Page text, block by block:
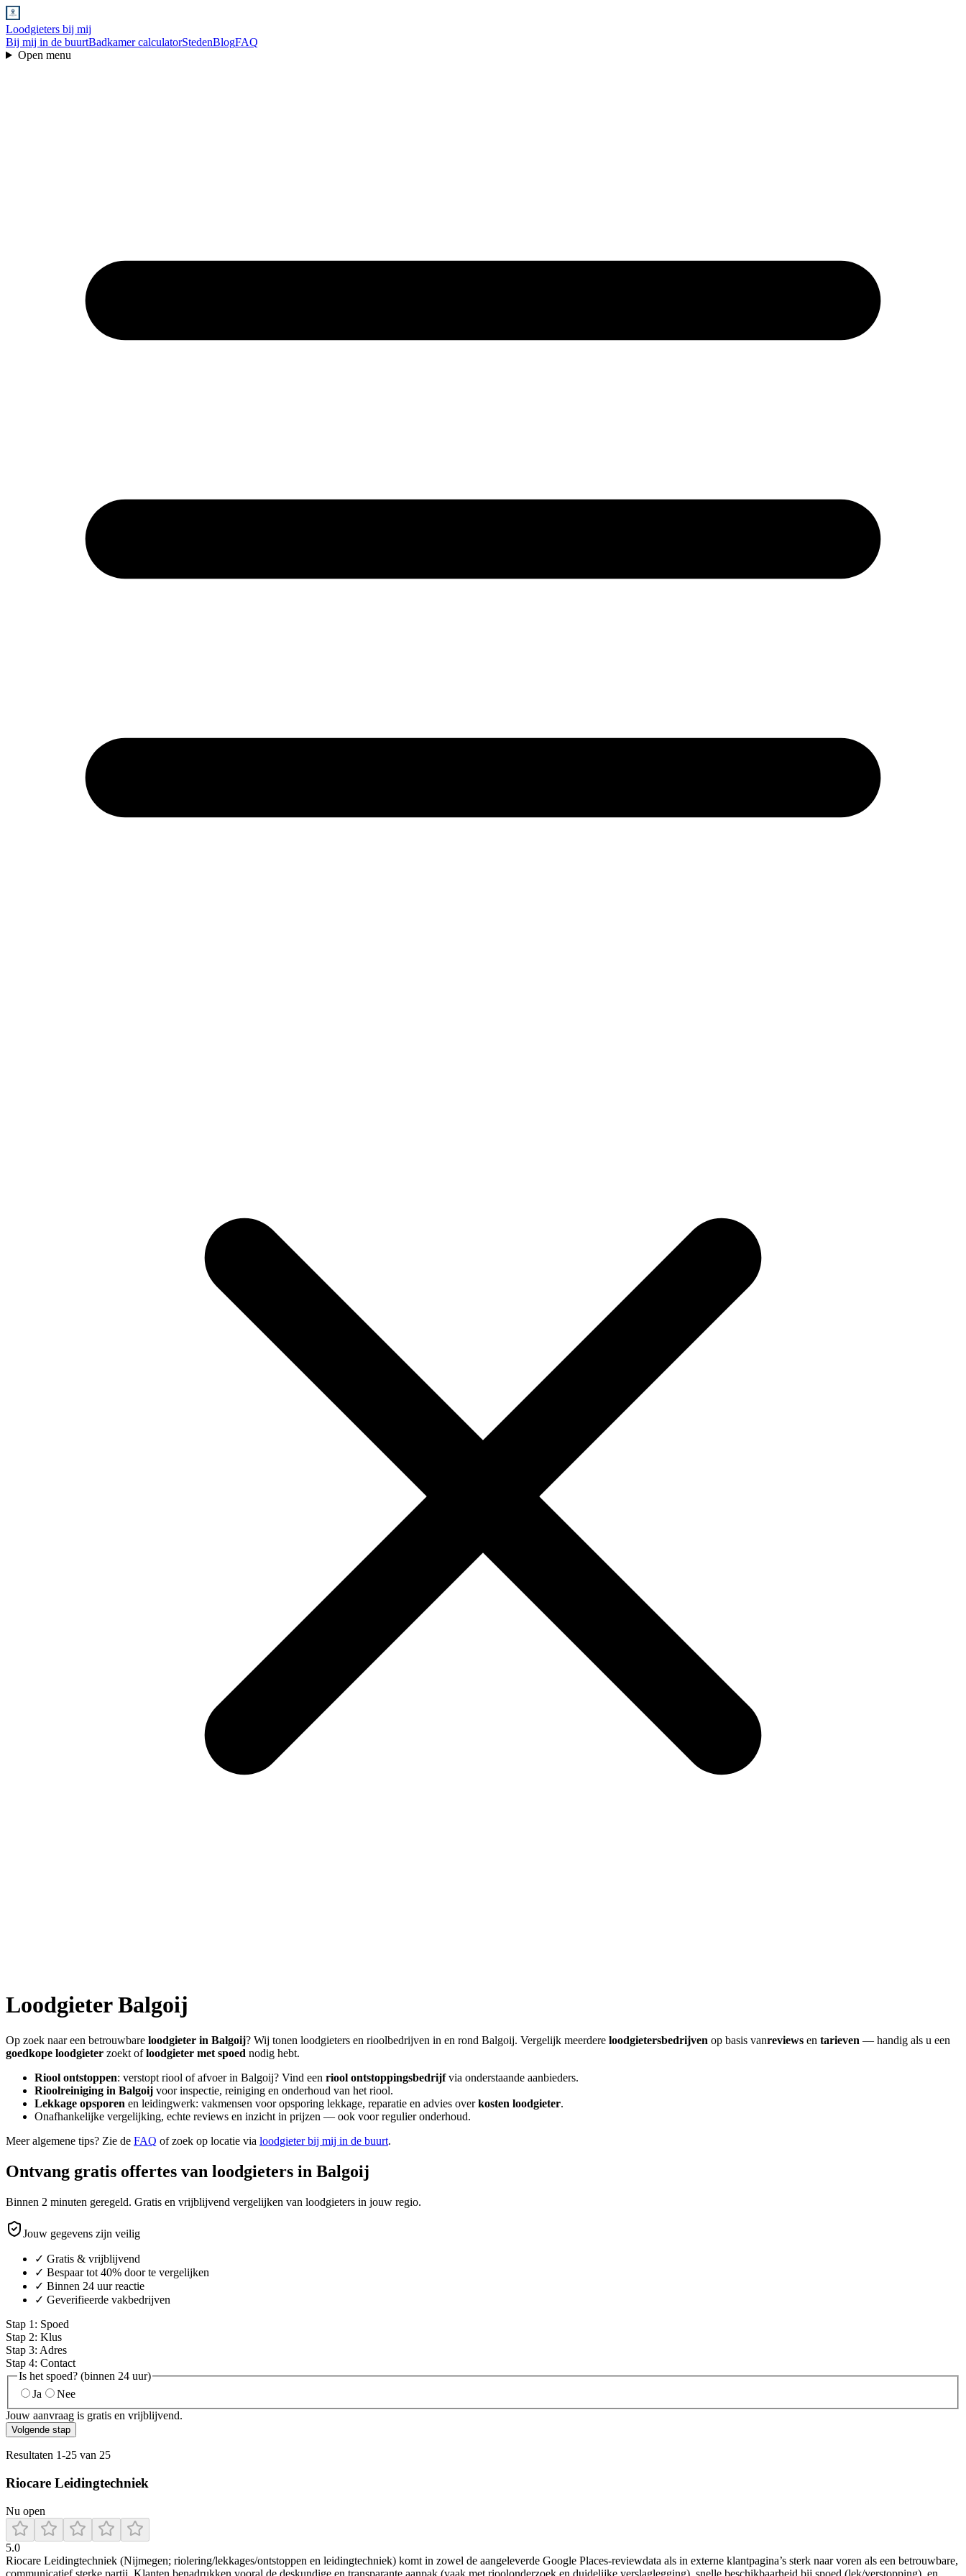
Loodgieters bij mij
Bij mij in de buurtBadkamer calculatorStedenBlogFAQ
Open menu
LoodgieterBalgoij
Op zoek naar een betrouwbare loodgieter in Balgoij? Wij tonen loodgieters en rioolbedrijven in en rond Balgoij. Vergelijk meerdere loodgietersbedrijven op basis vanreviews en tarieven — handig als u een
goedkope loodgieter zoekt ofloodgieter met spoed nodig hebt.
Riool ontstoppen: verstopt riool of afvoer in Balgoij? Vind een riool ontstoppingsbedrijfvia onderstaande aanbieders.
Rioolreiniging in Balgoij voor inspectie, reiniging en onderhoud van het riool.
Lekkage opsporen en leidingwerk: vakmensen voor opsporing lekkage, reparatie en advies overkosten loodgieter.
Onafhankelijke vergelijking, echte reviews en inzicht in prijzen — ook voor regulier onderhoud.
Meer algemene tips? Zie de FAQ of zoek op locatie via loodgieter bij mij in de buurt.
Ontvang gratis offertes van loodgieters in Balgoij
Binnen 2 minuten geregeld. Gratis en vrijblijvend vergelijken van loodgieters in jouw regio.
Jouw gegevens zijn veilig
✓ Gratis & vrijblijvend
✓ Bespaar tot 40% door te vergelijken
✓ Binnen 24 uur reactie
✓ Geverifieerde vakbedrijven
Stap 1 : Spoed
Stap 2: Klus
Stap 3: Adres
Stap 4: Contact
Is het spoed? (binnen 24 uur)
Ja
Nee
Jouw aanvraag is gratis en vrijblijvend.
Volgende stap
Resultaten 1-25 van 25
Riocare Leidingtechniek
Nu open
5.0
Riocare Leidingtechniek (Nijmegen; riolering/lekkages/ontstoppen en leidingtechniek) komt in zowel de aangeleverde Google Places-reviewdata als in externe klantpagina’s sterk naar voren als een betrouwbare,
communicatief sterke partij. Klanten benadrukken vooral de deskundige en transparante aanpak (vaak met rioolonderzoek en duidelijke verslaglegging), snelle beschikbaarheid bij spoed (lek/verstopping), en